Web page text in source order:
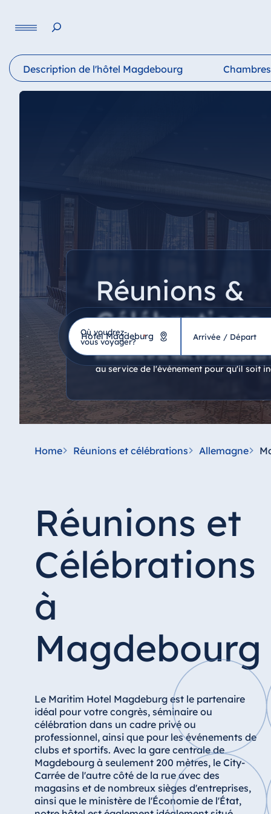
Description de l'hôtel Magdebourg
Réunions &
Célébrations
Petites, grandes ou très spéciales - chez
événements et les fêtes. Et une équipe
au service de l'événement pour qu'il soit
Où voudrez-
vous voyager?
*
Hôtel
Allemagne
Hotel Bad Salzuflen
proArte Hotel Berlin
Hotel Darmstadt
Hotel Dresden
Hotel Düsseldorf
Hotel Frankfurt
Hotel Bellevue Kiel
Hotel Köln
Hotel Magdeburg
Hotel München
Hotel Stuttgart
Seehotel Timmendorfer Strand
TitiseeHotel Titisee-Neustadt
Strandhotel Travemünde
Hotel Ulm
Arrivée / Départ
Home Réunions et célébrations Allemagne
Réunions et
Célébrations
à
Magdebourg
Le Maritim Hotel Magdeburg est le partenaire
idéal pour votre congrès, séminaire ou
célébration dans un cadre privé ou
professionnel, ainsi que pour les événements de
clubs et sportifs. Avec la gare centrale de
Magdebourg à seulement 200 mètres, le City-
Carrée de l'autre côté de la rue avec des
magasins et de nombreux sièges d'entreprises,
ainsi que le ministère de l'Économie de l'État,